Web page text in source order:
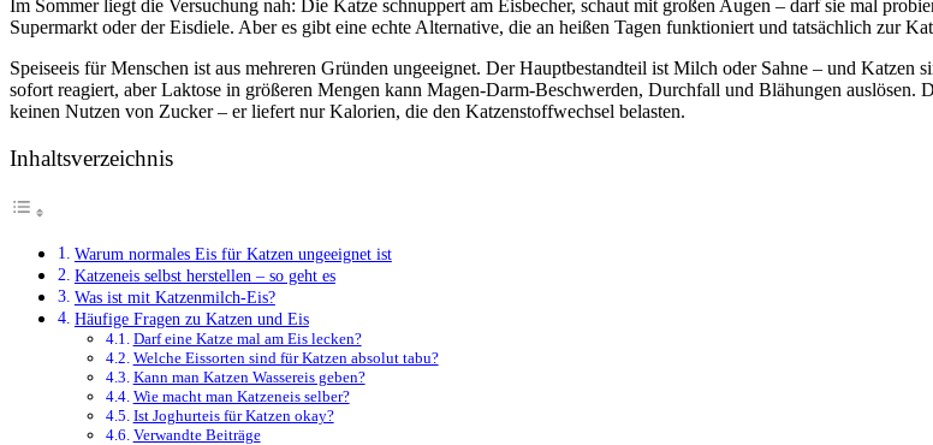
Im Sommer liegt die Versuchung nah: Die Katze schnuppert am Eisbecher, schaut mit großen Augen – darf sie mal
Supermarkt oder der Eisdiele. Aber es gibt eine echte Alternative, die an heißen Tagen funktioniert und tatsächlich zur
Speiseeis für Menschen ist aus mehreren Gründen ungeeignet. Der Hauptbestandteil ist Milch oder Sahne – und
sofort reagiert, aber Laktose in größeren Mengen kann Magen-Darm-Beschwerden, Durchfall und Blähungen auslösen.
keinen Nutzen von Zucker – er liefert nur Kalorien, die den Katzenstoffwechsel belasten.
Inhaltsverzeichnis
Warum normales Eis für Katzen ungeeignet ist
Katzeneis selbst herstellen – so geht es
Was ist mit Katzenmilch-Eis?
Häufige Fragen zu Katzen und Eis
Darf eine Katze mal am Eis lecken?
Welche Eissorten sind für Katzen absolut tabu?
Kann man Katzen Wassereis geben?
Wie macht man Katzeneis selber?
Ist Joghurteis für Katzen okay?
Verwandte Beiträge